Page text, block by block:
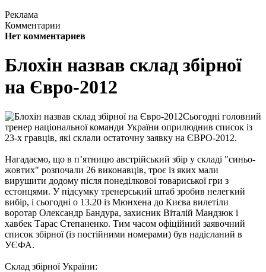
Реклама
Комментарии
Нет комментариев
Блохін назвав склад збірної
на Євро-2012
Сьогодні головний
тренер національної команди України оприлюднив список із
23-х гравців, які склали остаточну заявку на ЄВРО-2012.
Нагадаємо, що в п’ятницю австрійський збір у складі "синьо-
жовтих" розпочали 26 виконавців, троє із яких мали
вирушити додому після понеділкової товариської гри з
естонцями. У підсумку тренерський штаб зробив нелегкий
вибір, і сьогодні о 13.20 із Мюнхена до Києва вилетіли
воротар Олександр Бандура, захисник Віталій Мандзюк і
хавбек Тарас Степаненко. Тим часом офіційний заявочний
список збірної (із постійними номерами) був надісланий в
УЄФА.
Склад збірної України: